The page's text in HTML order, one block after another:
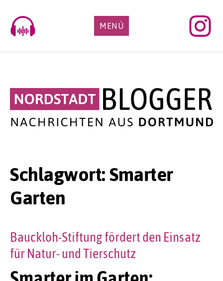
content
MENÜ
Schlagwort:Smarter
Garten
Bauckloh-Stiftung fördert den Einsatz
für Natur- und Tierschutz